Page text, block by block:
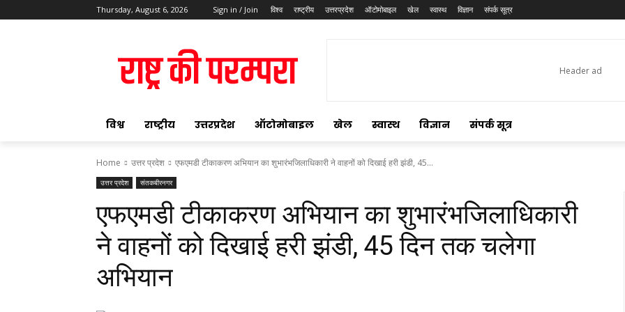
Thursday, August 6, 2026 Sign in / Join विश्व राष्ट्रीय उत्तरप्रदेश ऑटोमोबाइल खेल स्वास्थ विज्ञान संपर्क सूत्र
विश्व राष्ट्रीय उत्तरप्रदेश ऑटोमोबाइल खेल स्वास्थ विज्ञान संपर्क सूत्र
Home उत्तर प्रदेश एफएमडी टीकाकरण अभियान का शुभारंभजिलाधिकारी ने वाहनों को दिखाई हरी झंडी, 45...
उत्तर प्रदेश संतकबीरनगर
एफएमडी टीकाकरण अभियान का शुभारंभजिलाधिकारी
ने वाहनों को दिखाई हरी झंडी, 45 दिन तक चलेगा
अभियान